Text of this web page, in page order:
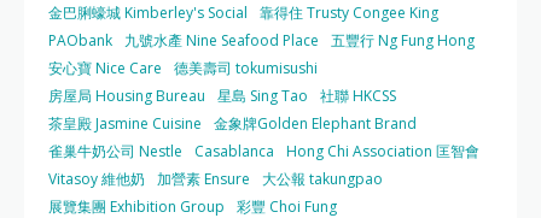
金巴脷蠔城 Kimberley's Social
靠得住 Trusty Congee King
PAObank
九號水產 Nine Seafood Place
五豐行 Ng Fung Hong
安心寶 Nice Care
德美壽司 tokumisushi
房屋局 Housing Bureau
星島 Sing Tao
社聯 HKCSS
茶皇殿 Jasmine Cuisine
金象牌Golden Elephant Brand
雀巢牛奶公司 Nestle
Casablanca
Hong Chi Association 匡智會
Vitasoy 維他奶
加營素 Ensure
大公報 takungpao
展覽集團 Exhibition Group
彩豐 Choi Fung